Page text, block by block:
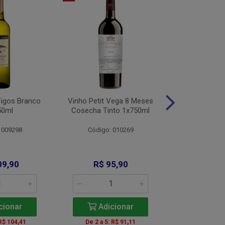
Branco
104,41
Vinho Petit Vega 8 Meses
Cosecha Tinto 1x750ml
Código: 010269
R$ 95,90
Adicionar
De 2 a 5: R$ 91,11